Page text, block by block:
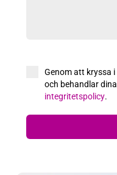
Genom att kryssa
och behandlar
integritetspolicy.